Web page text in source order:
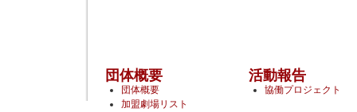
団体概要
団体概要
加盟劇場リスト
活動報告
協働プロジェクト